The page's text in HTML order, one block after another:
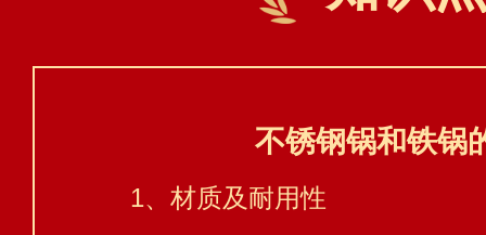
不锈钢锅和铁锅
1、材质及耐用性